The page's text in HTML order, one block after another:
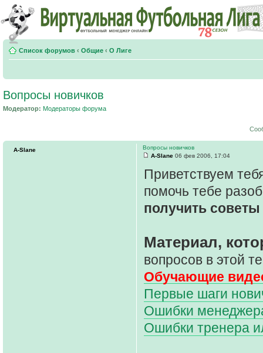
Список форумов ‹ Общие ‹ О Лиге
Вопросы новичков
Модератор: Модераторы форума
Вопросы новичков
A-Slane 06 фев 2006, 17:04
Приветствуем
помочь тебе
получить советы
Материал,
вопросов в этой
Обучающие
Первые шаги
Ошибки
Ошибки тренера
A-Slane